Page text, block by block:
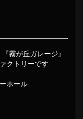
霧が丘ガレージ』
クトリーです
ホール